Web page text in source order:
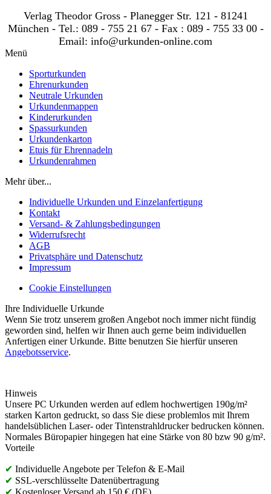
Verlag Theodor Gross - Planegger Str. 121 - 81241
München - Tel.: 089 - 755 21 67 - Fax : 089 - 755 33 00 -
Email: info@urkunden-online.com
Menü
Sporturkunden
Ehrenurkunden
Neutrale Urkunden
Urkundenmappen
Kinderurkunden
Spassurkunden
Urkundenkarton
Etuis für Ehrennadeln
Urkundenrahmen
Mehr über...
Individuelle Urkunden und Einzelanfertigung
Kontakt
Versand- & Zahlungsbedingungen
Widerrufsrecht
AGB
Privatsphäre und Datenschutz
Impressum
Cookie Einstellungen
Ihre Individuelle Urkunde
Wenn Sie trotz unserem großen Angebot noch immer nicht fündig
geworden sind, helfen wir Ihnen auch gerne beim individuellen
Anfertigen einer Urkunde. Bitte benutzen Sie hierfür unseren
Angebotsservice.
Hinweis
Unsere PC Urkunden werden auf edlem hochwertigen 190g/m²
starken Karton gedruckt, so dass Sie diese problemlos mit Ihrem
handelsüblichen Laser- oder Tintenstrahldrucker bedrucken können.
Normales Büropapier hingegen hat eine Stärke von 80 bzw 90 g/m².
Vorteile
✔ Individuelle Angebote per Telefon & E-Mail
✔ SSL-verschlüsselte Datenübertragung
✔ Kostenloser Versand ab 150 € (DE)